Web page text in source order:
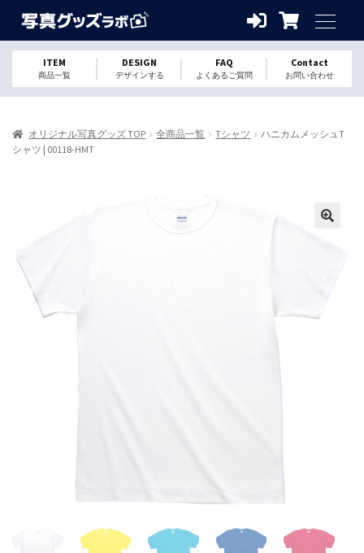
ITEM
商品一覧
DESIGN
デザインする
FAQ
よくあるご質問
Contact
お問い合わせ
オリジナル写真グッズ TOP 全商品一覧 Tシャツ
ハニカムメッシュT
シャツ | 00118-HMT